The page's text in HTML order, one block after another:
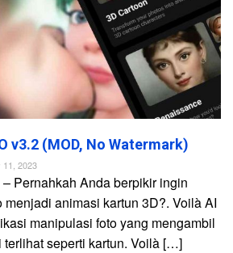
v3.2 (MOD, No Watermark)
11, 2023
Pernahkah Anda berpikir ingin
menjadi animasi kartun 3D?. Voilà AI
manipulasi foto yang mengambil
seperti kartun. Voilà […]